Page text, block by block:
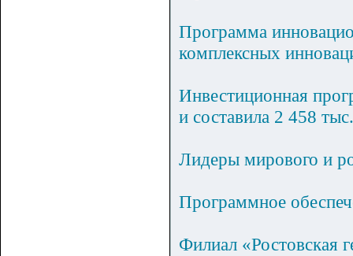
Программа
комплексных
Инвестиционная
и составила 2 458
Лидеры мирового и
Программное
Филиал «Ростовская